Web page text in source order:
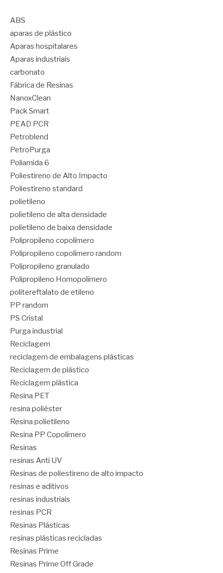
ABS
aparas de plástico
Aparas hospitalares
Aparas industriais
carbonato
Fábrica de Resinas
NanoxClean
Pack Smart
PEAD PCR
Petroblend
PetroPurga
Poliamida 6
Poliestireno de Alto Impacto
Poliestireno standard
polietileno
polietileno de alta densidade
polietileno de baixa densidade
Polipropileno copolímero
Polipropileno copolímero random
Polipropileno granulado
Polipropileno Homopolímero
politereftalato de etileno
PP random
PS Cristal
Purga industrial
Reciclagem
reciclagem de embalagens plásticas
Reciclagem de plástico
Reciclagem plástica
Resina PET
resina poliéster
Resina polietileno
Resina PP Copolímero
Resinas
resinas Anti UV
Resinas de poliestireno de alto impacto
resinas e aditivos
resinas industriais
resinas PCR
Resinas Plásticas
resinas plásticas recicladas
Resinas Prime
Resinas Prime Off Grade